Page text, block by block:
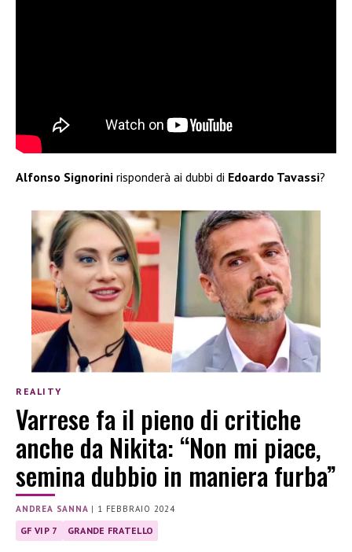
Alfonso Signorini risponderà ai dubbi di Edoardo Tavassi?
REALITY
Varrese fa il pieno di critiche
anche da Nikita: “Non mi piace,
semina dubbio in maniera furba”
ANDREA SANNA | 1 FEBBRAIO 2024
GF VIP 7 GRANDE FRATELLO